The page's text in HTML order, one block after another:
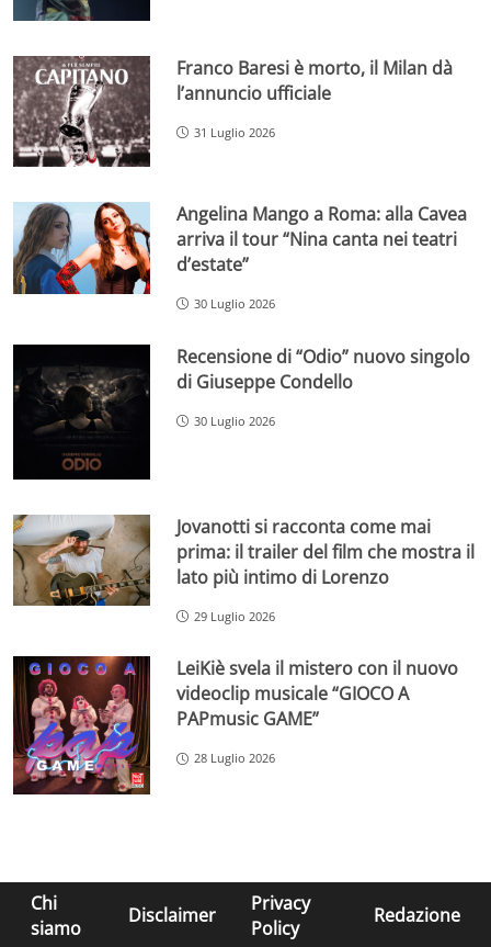
Franco Baresi è morto, il Milan dà
l’annuncio ufficiale
31 Luglio 2026
Angelina Mango a Roma: alla Cavea
arriva il tour “Nina canta nei teatri
d’estate”
30 Luglio 2026
Recensione di “Odio” nuovo singolo
di Giuseppe Condello
30 Luglio 2026
Jovanotti si racconta come mai
prima: il trailer del film che mostra il
lato più intimo di Lorenzo
29 Luglio 2026
LeiKiè svela il mistero con il nuovo
videoclip musicale “GIOCO A
PAPmusic GAME”
28 Luglio 2026
Chi
siamo
Disclaimer
Privacy
Policy
Redazione